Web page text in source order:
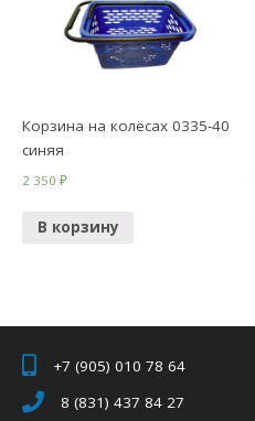
Корзина на колёсах 0335-40
синяя
2 350₽
В корзину
+7 (905) 010 78 64
8 (831) 437 84 27